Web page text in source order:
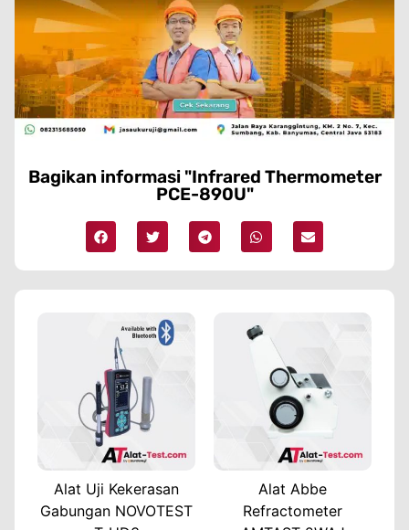
Bagikan informasi "Infrared Thermometer
PCE-890U"
Alat Uji Kekerasan
Gabungan NOVOTEST
Alat Abbe
Refractometer